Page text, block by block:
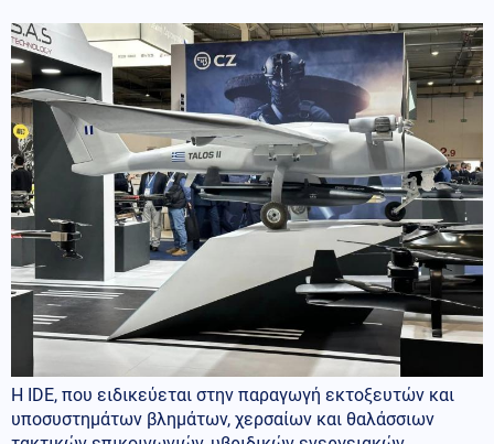
Η IDE, που ειδικεύεται στην παραγωγή εκτοξευτών και
υποσυστημάτων βλημάτων, χερσαίων και θαλάσσιων